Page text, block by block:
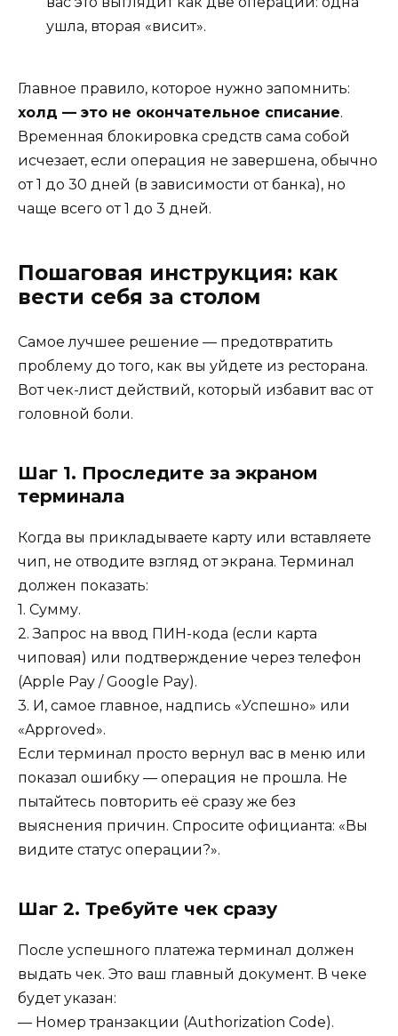
ушла, вторая «висит».
Главное правило, которое нужно запомнить:
холд — это не окончательное списание.
Временная блокировка средств сама собой
исчезает, если операция не завершена, обычно
от 1 до 30 дней (в зависимости от банка), но
чаще всего от 1 до 3 дней.
Пошаговая инструкция: как
вести себя за столом
Самое лучшее решение — предотвратить
проблему до того, как вы уйдете из ресторана.
Вот чек-лист действий, который избавит вас от
головной боли.
Шаг 1. Проследите за экраном
терминала
Когда вы прикладываете карту или вставляете
чип, не отводите взгляд от экрана. Терминал
должен показать:
1. Сумму.
2. Запрос на ввод ПИН-кода (если карта
чиповая) или подтверждение через телефон
(Apple Pay / Google Pay).
3. И, самое главное, надпись «Успешно» или
«Approved».
Если терминал просто вернул вас в меню или
показал ошибку — операция не прошла. Не
пытайтесь повторить её сразу же без
выяснения причин. Спросите официанта: «Вы
видите статус операции?».
Шаг 2. Требуйте чек сразу
После успешного платежа терминал должен
выдать чек. Это ваш главный документ. В чеке
будет указан:
— Номер транзакции (Authorization Code).